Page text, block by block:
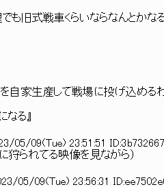
旧式戦車くらいならなんとかな
自家生産して戦場に投げ込めるわ
る』
05/09(Tue) 23:51:51 ID:3b732667
られてる映像を見ながら）
05/09(Tue) 23:56:31